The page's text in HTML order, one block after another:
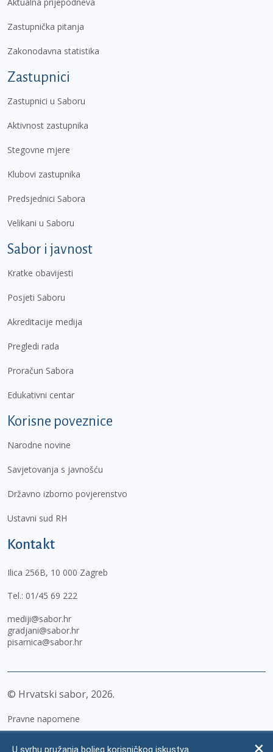
Zastupnička pitanja
Zakonodavna statistika
Zastupnici
Zastupnici u Saboru
Aktivnost zastupnika
Stegovne mjere
Klubovi zastupnika
Predsjednici Sabora
Velikani u Saboru
Sabor i javnost
Kratke obavijesti
Posjeti Saboru
Akreditacije medija
Pregledi rada
Proračun Sabora
Edukativni centar
Korisne poveznice
Narodne novine
Savjetovanja s javnošću
Državno izborno povjerenstvo
Ustavni sud RH
Kontakt
Ilica 256B, 10 000 Zagreb
Tel.: 01/45 69 222
mediji@sabor.hr
gradjani@sabor.hr
pisarnica@sabor.hr
© Hrvatski sabor, 2026
Pravne napomene
U svrhu pružanja boljeg korisničkog iskustva